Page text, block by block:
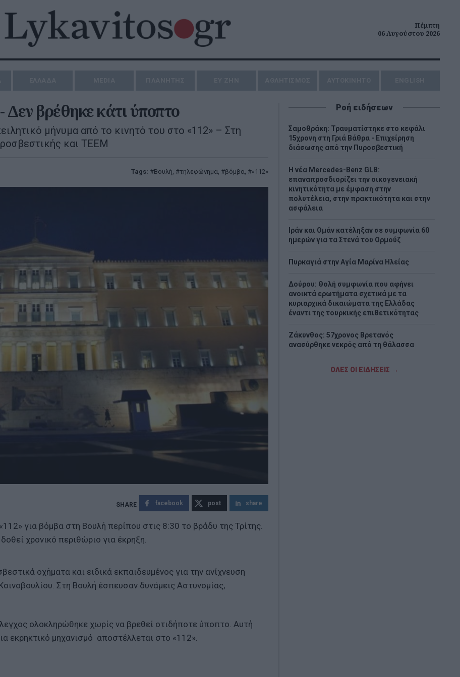
Πέμπτη
06 Αυγούστου 2026
βρέθηκε κάτι ύποπτο
μήνυμα από το κινητό του στο «112» – Στη
και ΤΕΕΜ
Tags: Βουλή, τηλεφώνημα, βόμβα, «112»
facebook post share
για βόμβα στη Βουλή περίπου στις 8:30 το βράδυ της Τρίτης.
χρονικό περιθώριο για έκρηξη.
οχήματα και ειδικά εκπαιδευμένος για την ανίχνευση
Στη Βουλή έσπευσαν δυνάμεις Αστυνομίας,
ολοκληρώθηκε χωρίς να βρεθεί οτιδήποτε ύποπτο. Αυτή
εκρηκτικό μηχανισμό αποστέλλεται στο «112».
Ροή ειδήσεων
Σαμοθράκη: Τραυματίστηκε στο κεφάλι
15χρονη στη Γριά Βάθρα - Επιχείρηση
διάσωσης από την Πυροσβεστική
Η νέα Mercedes-Benz GLB:
επαναπροσδιορίζει την οικογενειακή
κινητικότητα με έμφαση στην
πολυτέλεια, στην πρακτικότητα και στην
ασφάλεια
Ιράν και Ομάν κατέληξαν σε συμφωνία 60
ημερών για τα Στενά του Ορμούζ
Πυρκαγιά στην Aγία Μαρίνα Ηλείας
Δούρου: Θολή συμφωνία που αφήνει
ανοικτά ερωτήματα σχετικά με τα
κυριαρχικά δικαιώματα της Ελλάδας
έναντι της τουρκικής επιθετικότητας
Ζάκυνθος: 57χρονος Βρετανός
ανασύρθηκε νεκρός από τη θάλασσα
Eurobank: Η Ευρώπη παραμένει ευάλωτη
ΟΛΕΣ ΟΙ ΕΙΔΗΣΕΙΣ →